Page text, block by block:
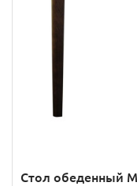
Стол обеденный